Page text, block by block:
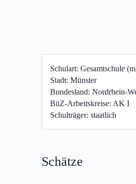
Schulart: Gesamtschule
Stadt: Münster
Bundesland: Nordrhein-
BüZ-Arbeitskreise: AK I
Schulträger: staatlich
Schätze